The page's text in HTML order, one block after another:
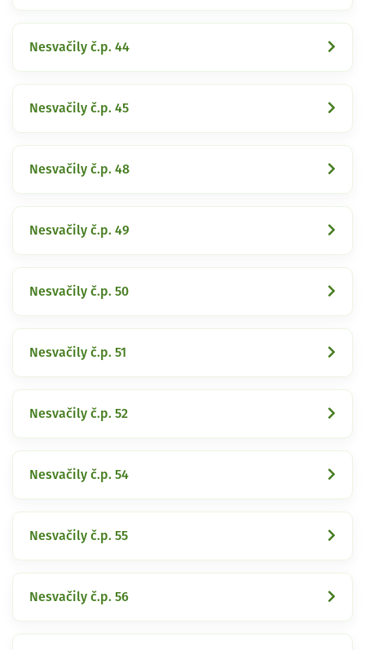
Nesvačily č.p. 44
Nesvačily č.p. 45
Nesvačily č.p. 48
Nesvačily č.p. 49
Nesvačily č.p. 50
Nesvačily č.p. 51
Nesvačily č.p. 52
Nesvačily č.p. 54
Nesvačily č.p. 55
Nesvačily č.p. 56